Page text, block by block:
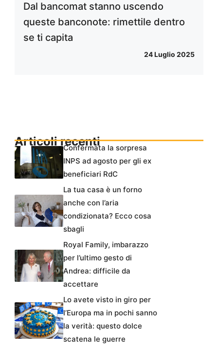
Dal bancomat stanno uscendo
queste banconote: rimettile dentro
se ti capita
24 Luglio 2025
Articoli recentiConfermata la sorpresa
INPS ad agosto per gli ex
beneficiari RdC
La tua casa è un forno
anche con l’aria
condizionata? Ecco cosa
sbagli
Royal Family, imbarazzo
per l’ultimo gesto di
Andrea: difficile da
accettare
Lo avete visto in giro per
l’Europa ma in pochi sanno
la verità: questo dolce
scatena le guerre